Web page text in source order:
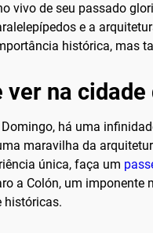
vivo de seu passado
e a
histórica, mas
ver na
há uma
maravilha da
única, faça um
a Colón, um
históricas.